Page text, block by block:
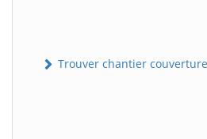
Trouver chantier